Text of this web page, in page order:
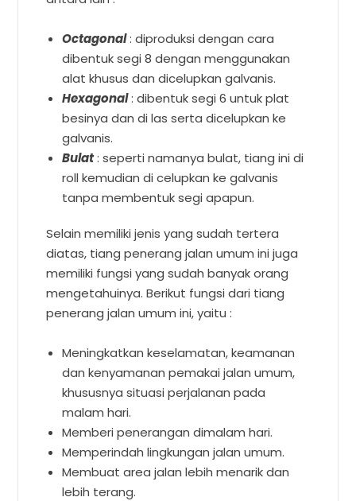
Octagonal: diproduksi dengan cara
dibentuk segi 8 dengan menggunakan
alat khusus dan dicelupkan galvanis.
Hexagonal: dibentuk segi 6 untuk plat
besinya dan di las serta dicelupkan ke
galvanis.
Bulat: seperti namanya bulat, tiang ini di
roll kemudian di celupkan ke galvanis
tanpa membentuk segi apapun.
Selain memiliki jenis yang sudah tertera
diatas, tiang penerang jalan umum ini juga
memiliki fungsi yang sudah banyak orang
mengetahuinya. Berikut fungsi dari tiang
penerang jalan umum ini, yaitu :
Meningkatkan keselamatan, keamanan
dan kenyamanan pemakai jalan umum,
khususnya situasi perjalanan pada
malam hari.
Memberi penerangan dimalam hari.
Memperindah lingkungan jalan umum.
Membuat area jalan lebih menarik dan
lebih terang.